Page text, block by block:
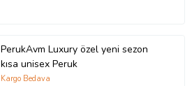
PerukAvm Luxury özel yeni sezon
kısa unisex Peruk
Kargo Bedava